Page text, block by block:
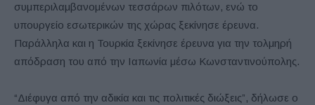
συμπεριλαμβανομένων τεσσάρων πιλότων, ενώ το
υπουργείο εσωτερικών της χώρας ξεκίνησε έρευνα.
Παράλληλα και η Τουρκία ξεκίνησε έρευνα για την τολμηρή
απόδραση του από την Ιαπωνία μέσω Κωνσταντινούπολης.
“Διέφυγα από την αδικία και τις πολιτικές διώξεις”, δήλωσε ο